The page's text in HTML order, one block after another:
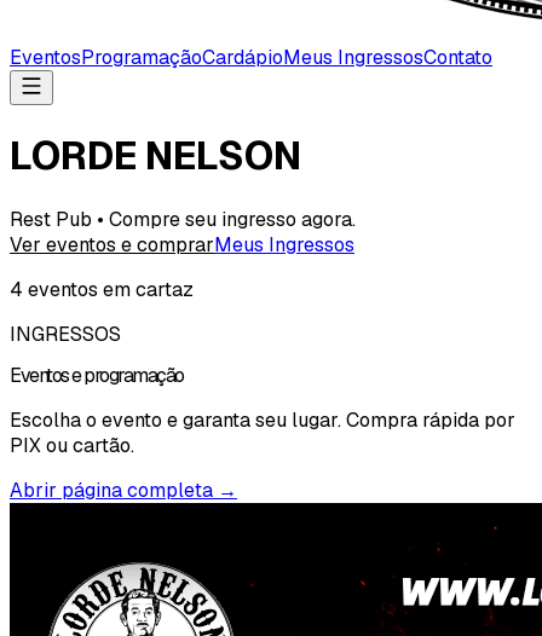
EventosProgramaçãoCardápioMeus IngressosContato
LORDE NELSON
Rest Pub • Compre seu ingresso agora.
Ver eventos e comprarMeus Ingressos
4 eventos em cartaz
INGRESSOS
Eventos e programação
Escolha o evento e garanta seu lugar. Compra rápida por
PIX ou cartão.
Abrir página completa →